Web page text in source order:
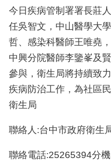
今日疾病管制署署長莊
任吳智文，中山醫學大
哲、感染科醫師王唯堯
中興分院醫師李鑒峯及
參與，衛生局將持續致
疾病防治工作，為社區
衛生局
聯絡人:台中市政府衛生
聯絡電話:25265394分